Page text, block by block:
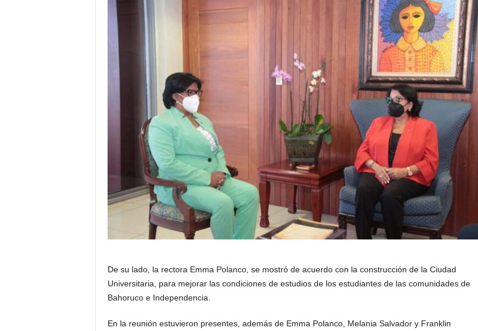
De su lado, la rectora Emma Polanco, se mostró de acuerdo con la construcción de la Ciudad
Universitaria, para mejorar las condiciones de estudios de los estudiantes de las comunidades de
Bahoruco e Independencia.
En la reunión estuvieron presentes, además de Emma Polanco, Melania Salvador y Franklin